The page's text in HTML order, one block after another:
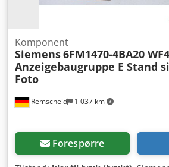
Remscheid 1 037 km
Komponent
Siemens6FM1470-4BA20
Anzeigebaugruppe E Stand
Foto
Forespørre